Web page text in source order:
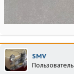
SMV
Пользователь